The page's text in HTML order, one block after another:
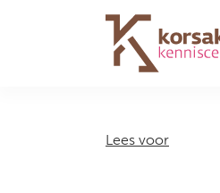
Navigation
Lees voor